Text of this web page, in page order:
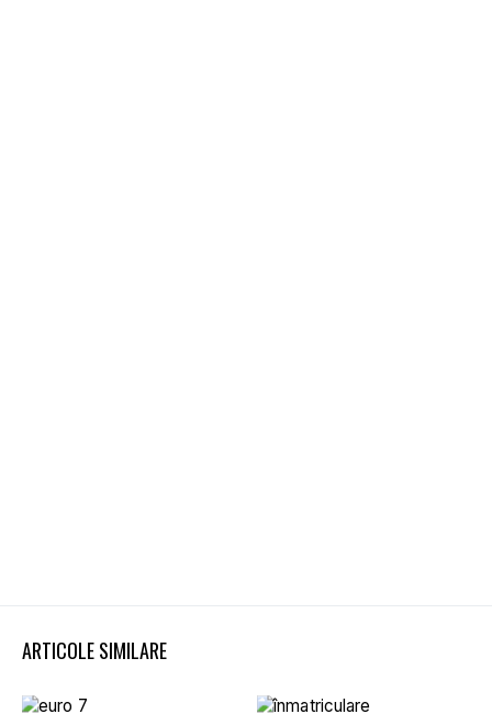
ARTICOLE SIMILARE